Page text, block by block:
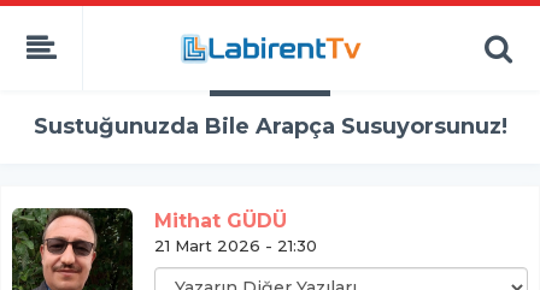
Sustuğunuzda Bile Arapça Susuyorsunuz!
Mithat GÜDÜ
21 Mart 2026 - 21:30